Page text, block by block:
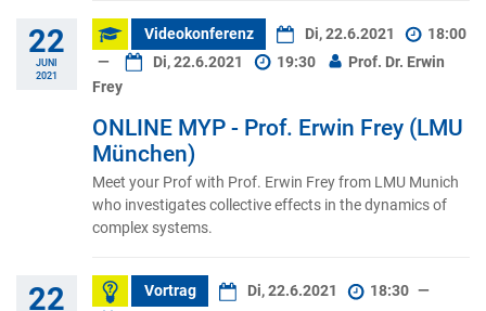
22
JUNI
2021
Videokonferenz Di, 22.6.2021
18:00
—
Di, 22.6.2021 19:30
Prof. Dr. Erwin
Frey
ONLINE MYP - Prof. Erwin Frey (LMU
München)
Meet your Prof with Prof. Erwin Frey from LMU Munich
who investigates collective effects in the dynamics of
complex systems.
22 Vortrag Di, 22.6.2021 18:30 —